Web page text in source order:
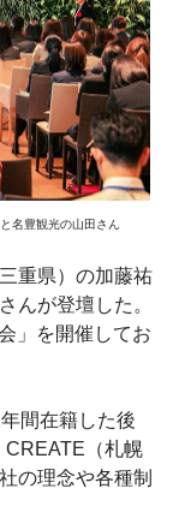
名豊観光の山田さん
重県）の加藤祐
んが登壇した。
」を開催してお
間在籍した後
CREATE（札幌
の理念や各種制